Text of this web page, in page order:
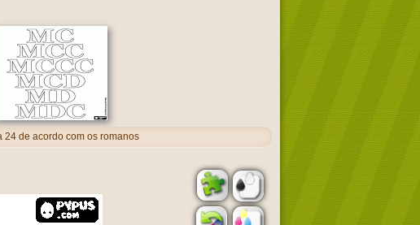
24 de acordo com os romanos